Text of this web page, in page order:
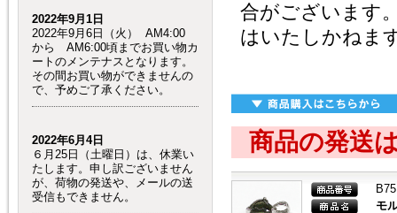
2022年9月1日
2022年9月6日（火） AM4:00
から AM6:00頃までお買い物カ
ートのメンテナスとなります。
その間お買い物ができませんの
で、予めご了承ください。
2022年6月4日
６月25日（土曜日）は、休業い
たします。申し訳ございません
が、荷物の発送や、メールの送
受信もできません。
合がございます
はいたしかねま
商品の発送
B75
モ